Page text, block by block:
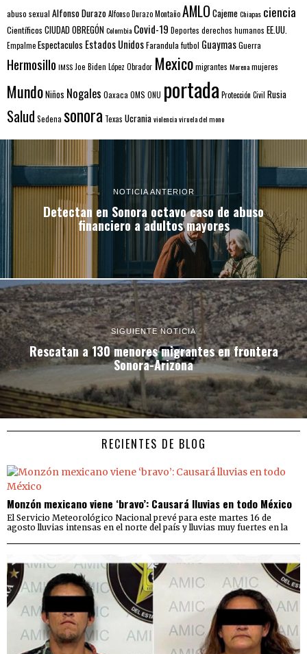
abuso sexual Alfonso DurazoAlfonso Durazo MontañoAMLO CajemeChiapas ciencia
Científicos CIUDAD OBREGÓNColombia Covid-19 Deportes derechos humanos EE.UU.
EmpalmeEspectaculos Estados UnidosFarandulafutbol GuaymasGuerra
Hermosillo IMSSJoe Biden López Obrador Mexicomigrantes Morenamujeres
MundoNiños Nogales Oaxaca OMS ONU portada Protección Civil Rusia
Salud Sedena sonora Texas Ucraniaviolenciaviruela del mono
NOTICIA ANTERIOR
Detectan en Sonora octavo caso de abuso
financiero a adultos mayores
SIGUIENTE NOTICIA
Rescatan a 130 menores migrantes en frontera
Sonora-Arizona
RECIENTES DE BLOG
Monzón mexicano viene ‘bravo’: Causará lluvias en todo México
El Servicio Meteorológico Nacional prevé para este martes 16 de
agosto lluvias intensas en el norte del país y lluvias muy fuertes en la